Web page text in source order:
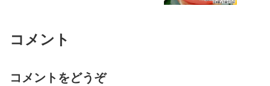
コメント
コメントをどうぞ